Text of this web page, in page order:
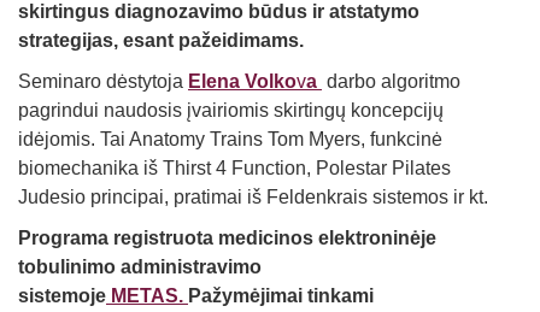
skirtingus diagnozavimo būdus ir atstatymo
strategijas, esant pažeidimams.
Seminaro dėstytoja Elena Volkova darbo algoritmo
pagrindui naudosis įvairiomis skirtingų koncepcijų
idėjomis. Tai Anatomy Trains Tom Myers, funkcinė
biomechanika iš Thirst 4 Function, Polestar Pilates
Judesio principai, pratimai iš Feldenkrais sistemos ir kt.
Programa registruota medicinos elektroninėje
tobulinimo administravimo
sistemoje METAS. Pažymėjimai tinkami